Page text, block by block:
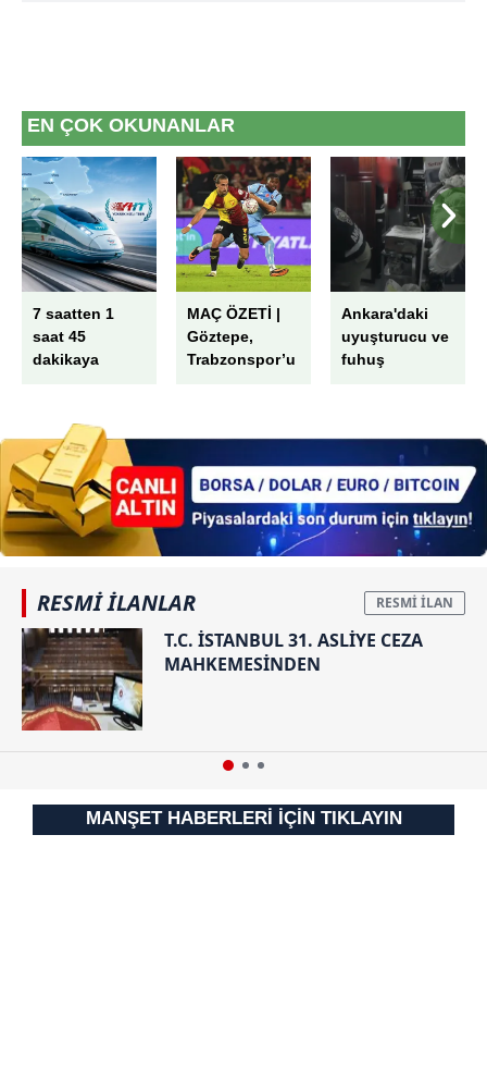
EN ÇOK OKUNANLAR
7 saatten 1
saat 45
dakikaya
Ankara'ya
ulaşacak YHT
için tarih
verildi
MAÇ ÖZETİ |
Göztepe,
Trabzonspor’u
Ankara'daki
uyuşturucu ve
fuhuş
uyumam...
RESMİ İLANLAR
T.C. İSTANBUL 31. ASLİYE CEZA
MAHKEMESİNDEN
MANŞET HABERLERİ İÇİN TIKLAYIN